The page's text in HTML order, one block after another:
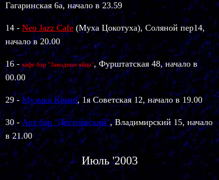
Гагаринская 6а, начало в 23.59
14 - Neo Jazz Cafe(Муха Цокотуха), Соляной пер14,
начало в 20.00
16 -кафе-бар "Заводные яйца", Фурштатская 48, начало в
00.00
29 - Музыка Крыш, 1я Советская 12, начало в 19.00
30 - Арт бар "Достоевский", Владимирский 15, начало
в 21.00
Июль '2003